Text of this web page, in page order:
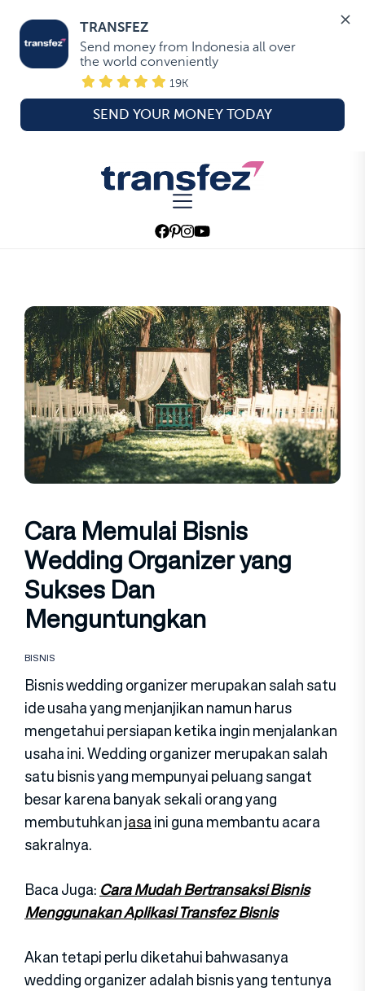
TRANSFEZ
Send money from Indonesia all over
the world conveniently
19K
SEND YOUR MONEY TODAY
Transfez
Cara Memulai Bisnis
Wedding Organizer yang
Sukses Dan
Menguntungkan
BISNIS
Bisnis wedding organizer merupakan salah satu
ide usaha yang menjanjikan namun harus
mengetahui persiapan ketika ingin menjalankan
usaha ini. Wedding organizer merupakan salah
satu bisnis yang mempunyai peluang sangat
besar karena banyak sekali orang yang
membutuhkanjasaini guna membantu acara
sakralnya.
Baca Juga: Cara Mudah Bertransaksi Bisnis
Menggunakan Aplikasi Transfez Bisnis
Akan tetapi perlu diketahui bahwasanya
wedding organizer adalah bisnis yang tentunya